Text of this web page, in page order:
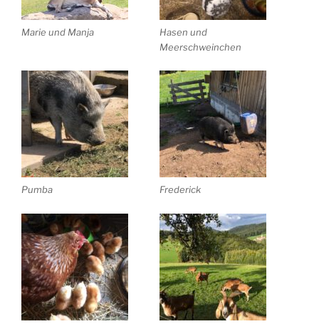
Marie und Manja
Hasen und
Meerschweinchen
Pumba Frederick